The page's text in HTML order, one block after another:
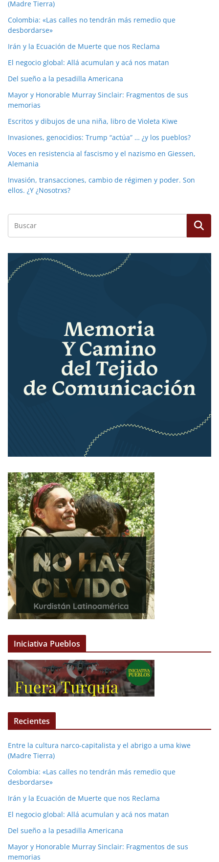
(Madre Tierra)
Colombia: «Las calles no tendrán más remedio que
desbordarse»
Irán y la Ecuación de Muerte que nos Reclama
El negocio global: Allá acumulan y acá nos matan
Del sueño a la pesadilla Americana
Mayor y Honorable Murray Sinclair: Fragmentos de sus
memorias
Escritos y dibujos de una niña, libro de Violeta Kiwe
Invasiones, genocidios: Trump “actúa” … ¿y los pueblos?
Voces en resistencia al fascismo y el nazismo en Giessen,
Alemania
Invasión, transacciones, cambio de régimen y poder. Son
ellos. ¿Y ¿Nosotrxs?
Iniciativa Pueblos
Recientes
Entre la cultura narco-capitalista y el abrigo a uma kiwe
(Madre Tierra)
Colombia: «Las calles no tendrán más remedio que
desbordarse»
Irán y la Ecuación de Muerte que nos Reclama
El negocio global: Allá acumulan y acá nos matan
Del sueño a la pesadilla Americana
Mayor y Honorable Murray Sinclair: Fragmentos de sus
memorias